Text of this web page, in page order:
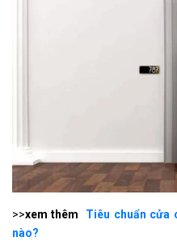
>>xem thêm
Tiêu chuẩn cửa
nào?